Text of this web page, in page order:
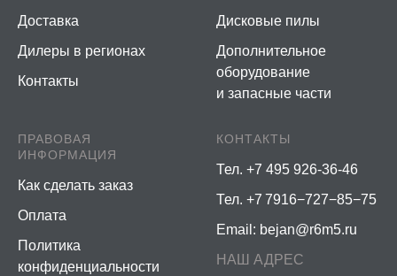
Доставка
Дилеры в регионах
Контакты
Дисковые пилы
Дополнительное
оборудование
и запасные части
ПРАВОВАЯ
ИНФОРМАЦИЯ
Как сделать заказ
Оплата
Политика
конфиденциальности
КОНТАКТЫ
Тел. +7 495 926-36-46
Тел. +7 7916−727−85−75
Email: bejan@r6m5.ru
НАШ АДРЕС